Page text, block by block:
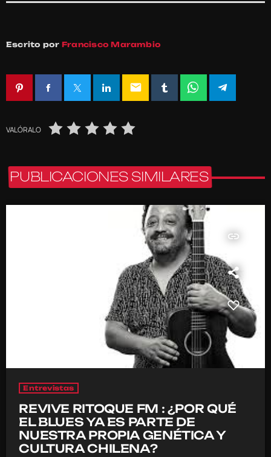
Escrito por Francisco Marambio
email
VALÓRALO
PUBLICACIONES SIMILARES
insert_link
Entrevistas
REVIVE RITOQUE FM : ¿POR QUÉ
EL BLUES YA ES PARTE DE
NUESTRA PROPIA GENÉTICA Y
CULTURA CHILENA?